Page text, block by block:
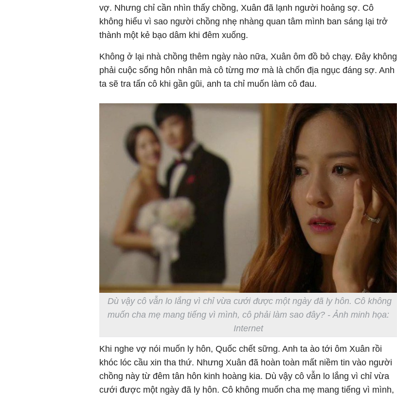
vợ. Nhưng chỉ cần nhìn thấy chồng, Xuân đã lạnh người hoảng sợ. Cô
không hiểu vì sao người chồng nhẹ nhàng quan tâm mình ban sáng lại trở
thành một kẻ bạo dâm khi đêm xuống.
Không ở lại nhà chồng thêm ngày nào nữa, Xuân ôm đồ bỏ chạy. Đây không
phải cuộc sống hôn nhân mà cô từng mơ mà là chốn địa ngục đáng sợ. Anh
ta sẽ tra tấn cô khi gần gũi, anh ta chỉ muốn làm cô đau.
Dù vậy cô vẫn lo lắng vì chỉ vừa cưới được một ngày đã ly hôn. Cô không
muốn cha mẹ mang tiếng vì mình, cô phải làm sao đây? - Ảnh minh họa:
Internet
Khi nghe vợ nói muốn ly hôn, Quốc chết sững. Anh ta ào tới ôm Xuân rồi
khóc lóc cầu xin tha thứ. Nhưng Xuân đã hoàn toàn mất niềm tin vào người
chồng này từ đêm tân hôn kinh hoàng kia. Dù vậy cô vẫn lo lắng vì chỉ vừa
cưới được một ngày đã ly hôn. Cô không muốn cha mẹ mang tiếng vì mình,